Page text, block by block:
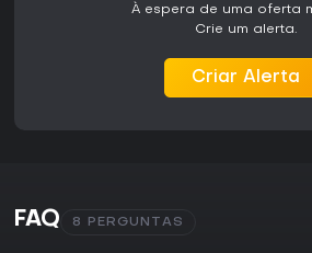
À espera de uma oferta
Crie um alerta.
Criar Alerta
FAQ 8 PERGUNTAS